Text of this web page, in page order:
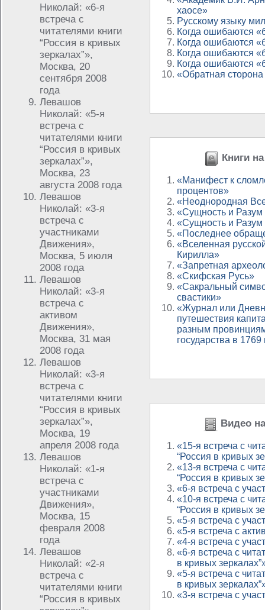
Николай: «6-я
встреча с
читателями книги
“Россия в кривых
зеркалах”»,
Москва, 20
сентября 2008
года
Левашов
Николай: «5-я
встреча с
читателями книги
“Россия в кривых
зеркалах”»,
Москва, 23
августа 2008 года
Левашов
Николай: «3-я
встреча с
участниками
Движения»,
Москва, 5 июля
2008 года
Левашов
Николай: «3-я
встреча с
активом
Движения»,
Москва, 31 мая
2008 года
Левашов
Николай: «3-я
встреча с
читателями книги
“Россия в кривых
зеркалах”»,
Москва, 19
апреля 2008 года
Левашов
Николай: «1-я
встреча с
участниками
Движения»,
Москва, 15
февраля 2008
года
Левашов
Николай: «2-я
встреча с
читателями книги
“Россия в кривых
хаосе»
Русскому языку
Когда ошибаются
Когда ошибаются
Когда ошибаются
Когда ошибаются
«Обратная
Книги
«Манифест к
процентов»
«Неоднородная
«Сущность и Разум
«Сущность и Разум
«Последнее
«Вселенная
Кирилла»
«Запретная
«Скифская Русь»
«Сакральный
свастики»
«Журнал или
путешествия
разным
государства в 1769
Видео
«15-я встреча с
“Россия в кривых
«13-я встреча с
“Россия в кривых
«6-я встреча с
«10-я встреча с
“Россия в кривых
«5-я встреча с
«5-я встреча с
«4-я встреча с
«6-я встреча с
в кривых
«5-я встреча с
в кривых
«3-я встреча с